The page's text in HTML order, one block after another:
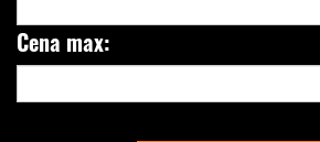
Cena max: